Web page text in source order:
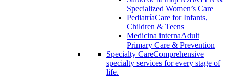
Specialized Women’s Care
PediatríaCare for Infants,
Children & Teens
Medicina internaAdult
Primary Care & Prevention
Specialty CareComprehensive
specialty services for every stage of
life.